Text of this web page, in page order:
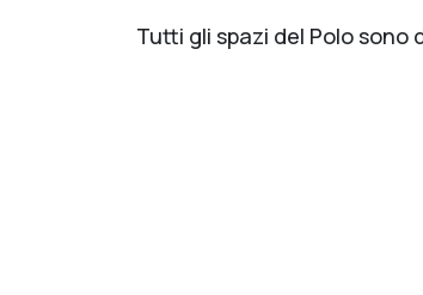
Tutti gli spazi del Polo